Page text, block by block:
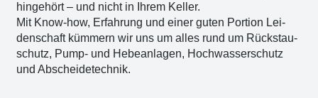
hin­ge­hört – und nicht in Ihrem Kel­ler.
Mit Know-how, Erfah­rung und einer guten Por­ti­on Lei­
den­schaft küm­mern wir uns um alles rund um Rückstau­
schutz, Pump- und Hebe­an­la­gen, Hoch­was­ser­schutz
und Abschei­de­tech­nik.